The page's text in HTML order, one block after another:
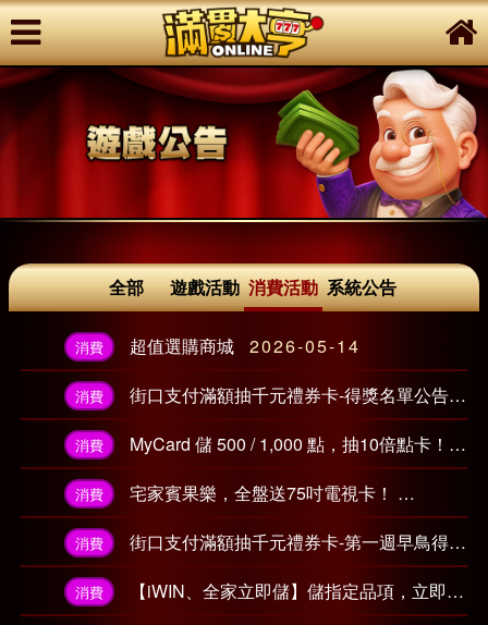
全部 遊戲活動 消費活動 系統公告
消費 超值選購商城 2026-05-14
消費 街口支付滿額抽千元禮券卡-得獎名單公告！
消費 MyCard 儲 500 / 1,000 點，抽10倍點卡！
消費 宅家賓果樂，全盤送75吋電視卡！ 2026-
消費 街口支付滿額抽千元禮券卡-第一週早鳥得獎名單公告！
消費 【iWIN、全家立即儲】儲指定品項，立即享紅鑽回饋！